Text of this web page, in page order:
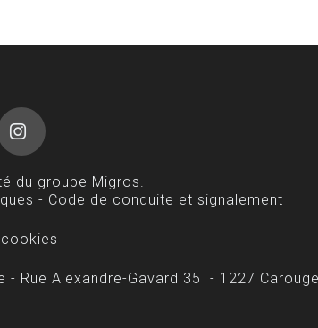
Instagram
du groupe Migros.
- Code de conduite et signalement
Rue Alexandre-Gavard 35 - 1227 Carouge